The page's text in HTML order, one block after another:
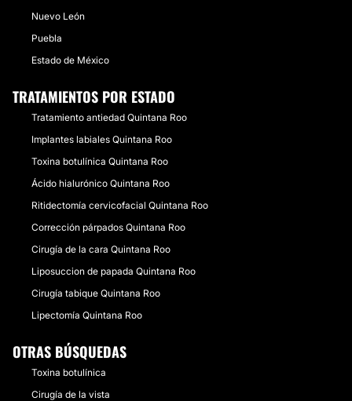
Nuevo León
Puebla
Estado de México
TRATAMIENTOS POR ESTADO
Tratamiento antiedad Quintana Roo
Implantes labiales Quintana Roo
Toxina botulínica Quintana Roo
Ácido hialurónico Quintana Roo
Ritidectomía cervicofacial Quintana Roo
Corrección párpados Quintana Roo
Cirugía de la cara Quintana Roo
Liposuccion de papada Quintana Roo
Cirugía tabique Quintana Roo
Lipectomía Quintana Roo
OTRAS BÚSQUEDAS
Toxina botulínica
Cirugía de la vista